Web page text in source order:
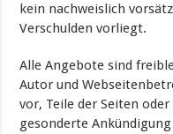
kein nachweislich
Verschulden vorliegt.
Alle Angebote sind
Autor und
vor, Teile der Seiten
gesonderte